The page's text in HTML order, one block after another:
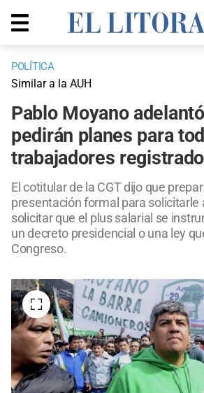
POLÍTICA
Similar a la AUH
Pablo Moyano
pedirán planes para
trabajadores
El cotitular de la CGT dijo que
presentación formal para solicitarle
solicitar que el plus salarial se
un decreto presidencial o una ley
Congreso.